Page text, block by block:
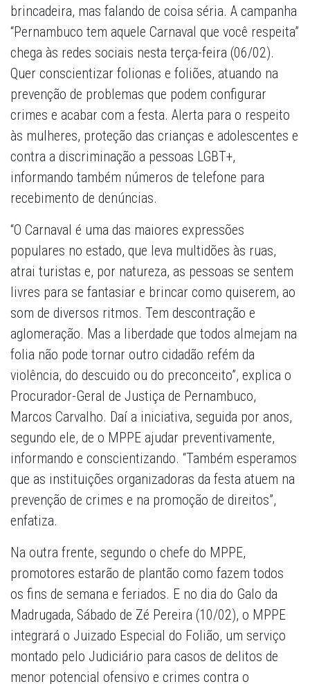
brincadeira, mas falando de coisa séria. A campanha
“Pernambuco tem aquele Carnaval que você respeita”
chega às redes sociais nesta terça-feira (06/02).
Quer conscientizar folionas e foliões, atuando na
prevenção de problemas que podem configurar
crimes e acabar com a festa. Alerta para o respeito
às mulheres, proteção das crianças e adolescentes e
contra a discriminação a pessoas LGBT+,
informando também números de telefone para
recebimento de denúncias.
“O Carnaval é uma das maiores expressões
populares no estado, que leva multidões às ruas,
atrai turistas e, por natureza, as pessoas se sentem
livres para se fantasiar e brincar como quiserem, ao
som de diversos ritmos. Tem descontração e
aglomeração. Mas a liberdade que todos almejam na
folia não pode tornar outro cidadão refém da
violência, do descuido ou do preconceito”, explica o
Procurador-Geral de Justiça de Pernambuco,
Marcos Carvalho. Daí a iniciativa, seguida por anos,
segundo ele, de o MPPE ajudar preventivamente,
informando e conscientizando. “Também esperamos
que as instituições organizadoras da festa atuem na
prevenção de crimes e na promoção de direitos”,
enfatiza.
Na outra frente, segundo o chefe do MPPE,
promotores estarão de plantão como fazem todos
os fins de semana e feriados. E no dia do Galo da
Madrugada, Sábado de Zé Pereira (10/02), o MPPE
integrará o Juizado Especial do Folião, um serviço
montado pelo Judiciário para casos de delitos de
menor potencial ofensivo e crimes contra o